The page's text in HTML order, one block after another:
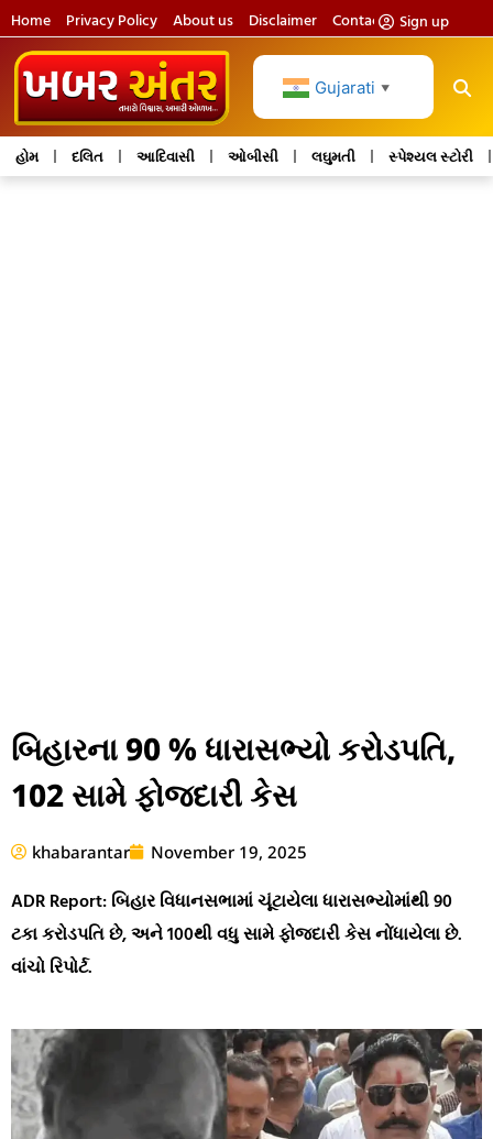
Home Privacy Policy About us Disclaimer Contact usSign up
Gujarati ▼
હોમ દલિત આદિવાસી ઓબીસી લઘુમતી સ્પેશ્યલ સ્ટોરી
બિહારના 90 % ધારાસભ્યો કરોડપતિ,
102 સામે ફોજદારી કેસ
khabarantar November 19, 2025
ADR Report: બિહાર વિધાનસભામાં ચૂંટાયેલા ધારાસભ્યોમાંથી 90
ટકા કરોડપતિ છે, અને 100થી વધુ સામે ફોજદારી કેસ નોંધાયેલા છે.
વાંચો રિપોર્ટ.